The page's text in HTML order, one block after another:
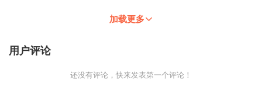
加载更多
用户评论
还没有评论，快来发表第一个评论！